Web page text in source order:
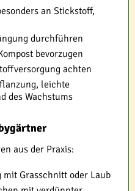
an Stickstoff,
durchführen
bevorzugen
achten
leichte
des Wachstums
aus der Praxis:
Grasschnitt oder Laub